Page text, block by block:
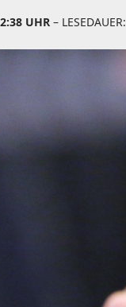
UHR – LESEDAUER: